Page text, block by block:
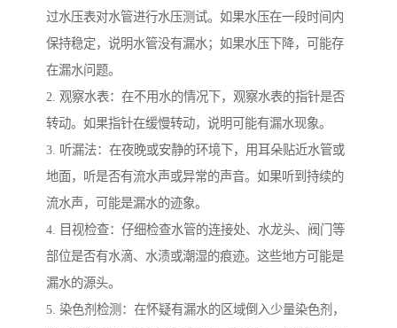
过水压表对水管进行水压测试。如果水压在一段时间内
保持稳定，说明水管没有漏水；如果水压下降，可能存
在漏水问题。
2. 观察水表：在不用水的情况下，观察水表的指针是否
转动。如果指针在缓慢转动，说明可能有漏水现象。
3. 听漏法：在夜晚或安静的环境下，用耳朵贴近水管或
地面，听是否有流水声或异常的声音。如果听到持续的
流水声，可能是漏水的迹象。
4. 目视检查：仔细检查水管的连接处、水龙头、阀门等
部位是否有水滴、水渍或潮湿的痕迹。这些地方可能是
漏水的源头。
5. 染色剂检测：在怀疑有漏水的区域倒入少量染色剂，